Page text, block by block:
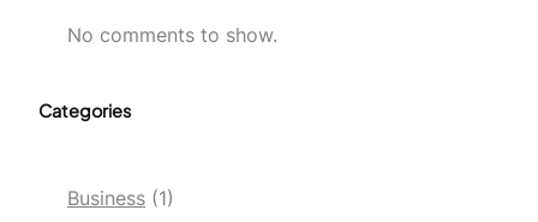
No comments to show.
Categories
Business (1)